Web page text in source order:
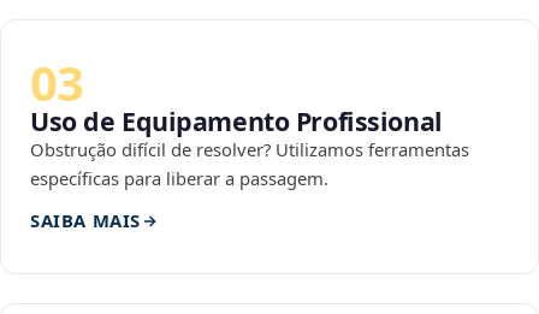
03
Uso de Equipamento Profissional
Obstrução difícil de resolver? Utilizamos ferramentas
específicas para liberar a passagem.
SAIBA MAIS